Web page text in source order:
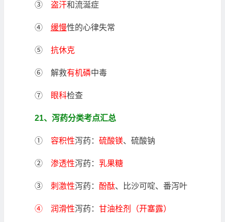
③ 盗汗和流涎症
④ 缓慢性的心律失常
⑤ 抗休克
⑥ 解救有机磷中毒
⑦ 眼科检查
21、泻药分类考点汇总
① 容积性泻药： 硫酸镁、硫酸钠
② 渗透性泻药： 乳果糖
③ 刺激性泻药： 酚酞、比沙可啶、番泻叶
④ 润滑性泻药： 甘油栓剂（开塞露）